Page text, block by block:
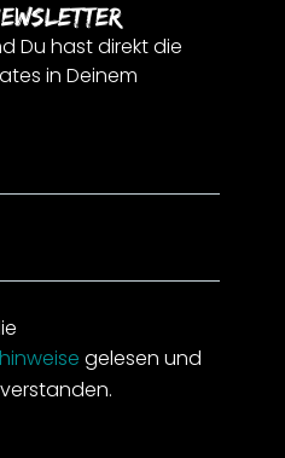
Du hast direkt die
in Deinem
gelesen und